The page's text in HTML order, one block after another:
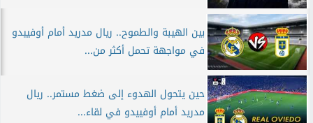
بين الهيبة والطموح.. ريال مدريد أمام أوفييدو
في مواجهة تحمل أكثر من...
حين يتحول الهدوء إلى ضغط مستمر.. ريال
مدريد أمام أوفييدو في لقاء...